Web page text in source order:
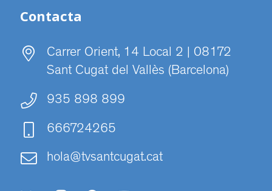
Contacta
Carrer Orient, 14 Local 2 | 08172
Sant Cugat del Vallès (Barcelona)
935 898 899
666724265
hola@tvsantcugat.cat